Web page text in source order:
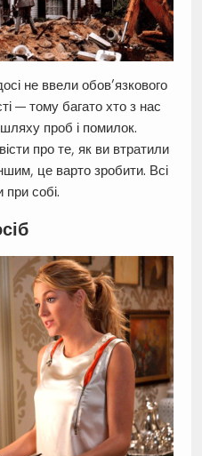
не ввели обов’язкового
— тому багато хто з нас
проб і помилок.
про те, як ви втратили
це варто зробити. Всі
при собі.